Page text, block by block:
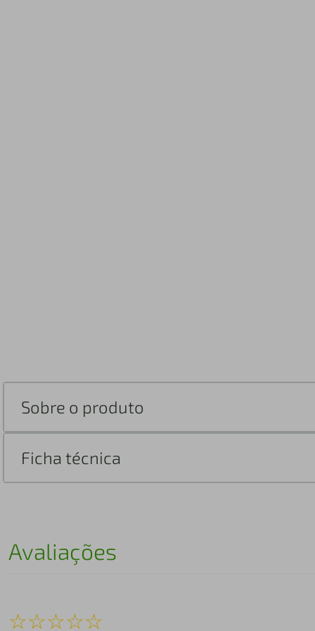
Sobre o produto
Ficha técnica
Avaliações
☆☆☆☆☆